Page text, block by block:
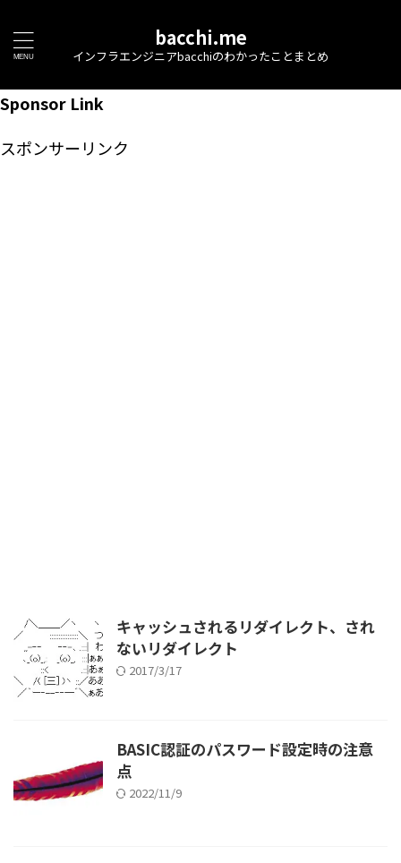
bacchi.me
インフラエンジニアbacchiのわかったことまとめ
Sponsor Link
スポンサーリンク
キャッシュされるリダイレクト、され
ないリダイレクト
2017/3/17
BASIC認証のパスワード設定時の注意
点
2022/11/9